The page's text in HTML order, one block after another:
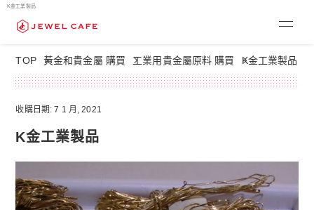
K金工業製品
TOP 黃金和貴金屬 購買 工業用貴金屬原料 購買 K金工業製品
收購日期: 7 1 月, 2021
K金工業製品